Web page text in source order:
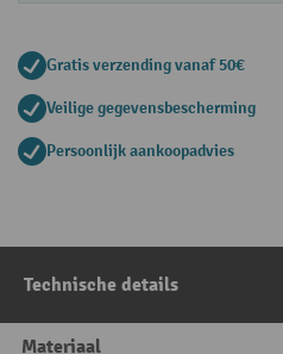
Gratis verzending vanaf 50€
Veilige gegevensbescherming
Persoonlijk aankoopadvies
Technische details
Materiaal